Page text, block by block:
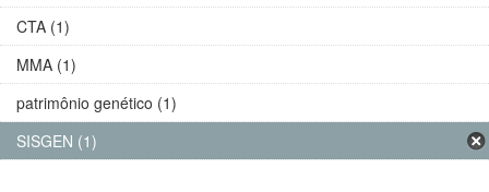
CTA (1)
MMA (1)
patrimônio genético (1)
SISGEN (1)